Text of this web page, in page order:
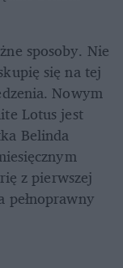
sposoby. Nie
się na tej
Nowym
Lotus jest
Belinda
z pierwszej
pełnoprawny